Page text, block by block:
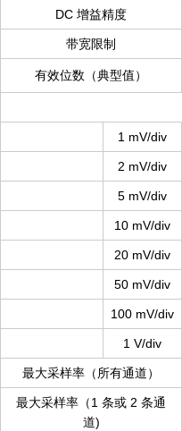
DC 增益精度
带宽限制
有效位数（典型值）
1 mV/div
2 mV/div
5 mV/div
10 mV/div
20 mV/div
50 mV/div
100 mV/div
1 V/div
最大采样率（所有通道）
最大采样率（1 条或 2 条通
道)